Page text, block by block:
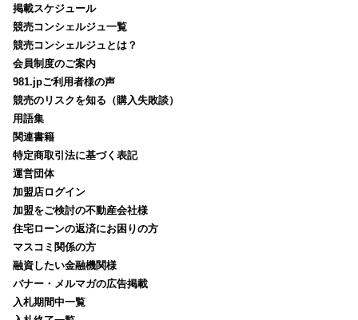
掲載スケジュール
競売コンシェルジュ一覧
競売コンシェルジュとは？
会員制度のご案内
981.jpご利用者様の声
競売のリスクを知る（購入失敗談）
用語集
関連書籍
特定商取引法に基づく表記
運営団体
加盟店ログイン
加盟をご検討の不動産会社様
住宅ローンの返済にお困りの方
マスコミ関係の方
融資したい金融機関様
バナー・メルマガの広告掲載
入札期間中一覧